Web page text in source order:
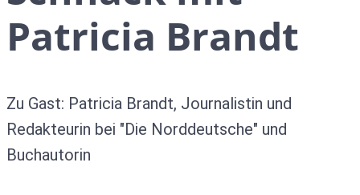
Patricia Brandt
Zu Gast: Patricia Brandt, Journalistin und
Redakteurin bei "Die Norddeutsche" und
Buchautorin